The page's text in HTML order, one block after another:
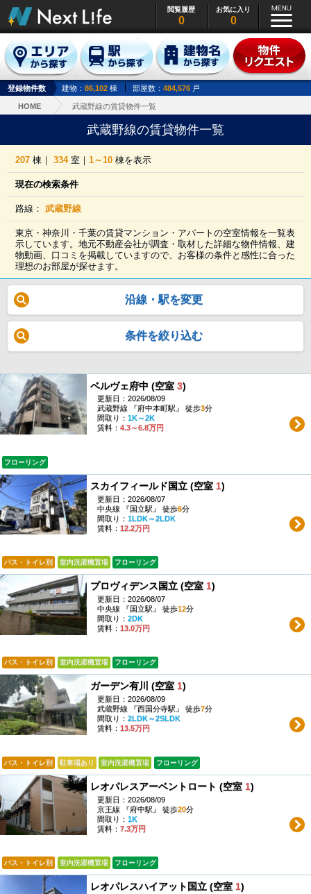
閲覧履歴
0
お気に入り
0
登録物件数 建物： 86,102 棟 部屋数： 484,576 戸
HOME 武蔵野線の賃貸物件一覧
武蔵野線の賃貸物件一覧
207 棟｜334室｜1～10 棟を表示
現在の検索条件
路線：武蔵野線
東京・神奈川・千葉の賃貸マンション・アパートの空室情報を一覧表
示しています。地元不動産会社が調査・取材した詳細な物件情報、建
物動画、口コミを掲載していますので、お客様の条件と感性に合った
理想のお部屋が探せます。
沿線・駅を変更
条件を絞り込む
ベルヴェ府中 (空室 3)
更新日：2026/08/09
武蔵野線 『府中本町駅』 徒歩3分
間取り： 1K～2K
賃料： 4.3～6.8万円
フローリング
スカイフィールド国立 (空室 1)
更新日：2026/08/07
中央線 『国立駅』 徒歩6分
間取り： 1LDK～2LDK
賃料： 12.2万円
バス・トイレ別 室内洗濯機置場 フローリング
プロヴィデンス国立 (空室 1)
更新日：2026/08/07
中央線 『国立駅』 徒歩12分
間取り： 2DK
賃料： 13.0万円
バス・トイレ別 室内洗濯機置場 フローリング
ガーデン有川 (空室 1)
更新日：2026/08/09
武蔵野線 『西国分寺駅』 徒歩7分
間取り： 2LDK～2SLDK
賃料： 13.5万円
バス・トイレ別 駐車場あり 室内洗濯機置場 フローリング
レオパレスアーベントロート (空室 1)
更新日：2026/08/09
京王線 『府中駅』 徒歩20分
間取り： 1K
賃料： 7.3万円
バス・トイレ別 室内洗濯機置場 フローリング
レオパレスハイアット国立 (空室 1)